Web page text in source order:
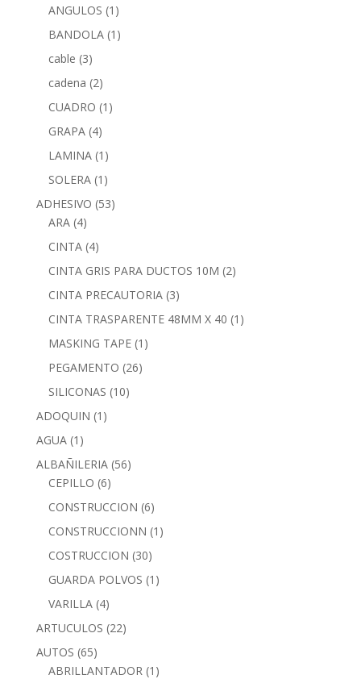
ANGULOS (1)
BANDOLA (1)
cable (3)
cadena (2)
CUADRO (1)
GRAPA (4)
LAMINA (1)
SOLERA (1)
ADHESIVO (53)
ARA (4)
CINTA (4)
CINTA GRIS PARA DUCTOS 10M (2)
CINTA PRECAUTORIA (3)
CINTA TRASPARENTE 48MM X 40 (1)
MASKING TAPE (1)
PEGAMENTO (26)
SILICONAS (10)
ADOQUIN (1)
AGUA (1)
ALBAÑILERIA (56)
CEPILLO (6)
CONSTRUCCION (6)
CONSTRUCCIONN (1)
COSTRUCCION (30)
GUARDA POLVOS (1)
VARILLA (4)
ARTUCULOS (22)
AUTOS (65)
ABRILLANTADOR (1)